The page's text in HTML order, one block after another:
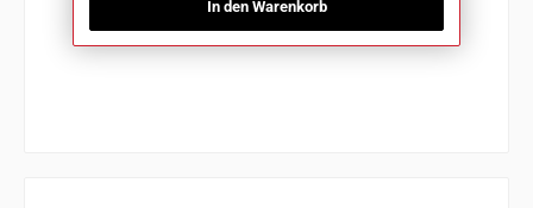
In den Warenkorb